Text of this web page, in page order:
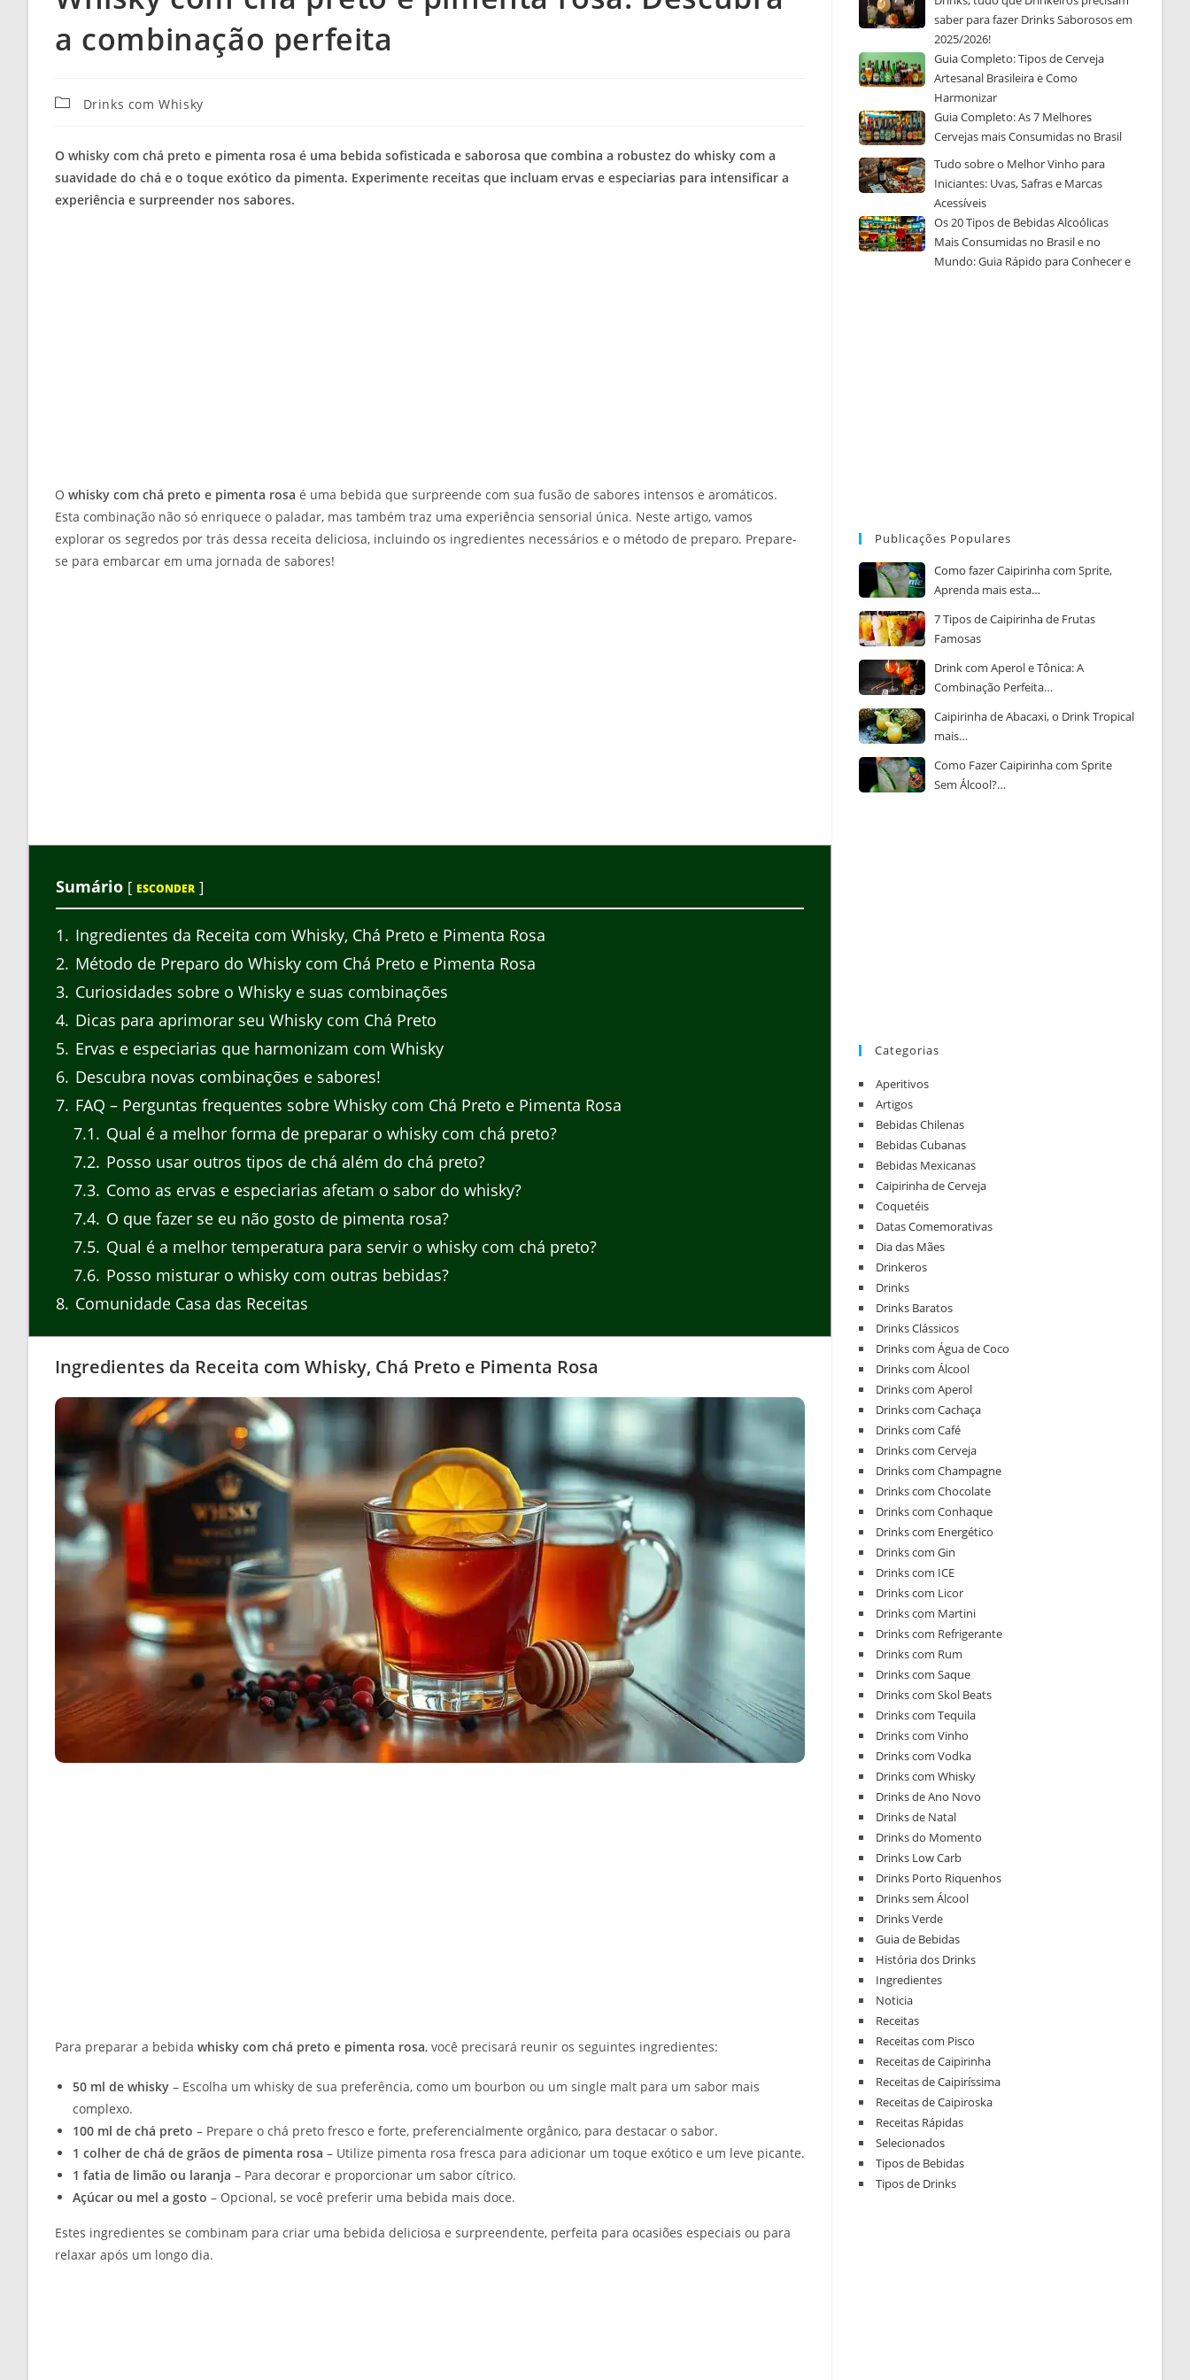
a combinação perfeita
CategoriaDrinks com Whisky
O whisky com chá preto e pimenta rosa é uma bebida sofisticada e saborosa que combina a robustez do whisky com a
suavidade do chá e o toque exótico da pimenta. Experimente receitas que incluam ervas e especiarias para intensificar a
experiência e surpreender nos sabores.
O whisky com chá preto e pimenta rosa é uma bebida que surpreende com sua fusão de sabores intensos e aromáticos.
Esta combinação não só enriquece o paladar, mas também traz uma experiência sensorial única. Neste artigo, vamos
explorar os segredos por trás dessa receita deliciosa, incluindo os ingredientes necessários e o método de preparo. Prepare-
se para embarcar em uma jornada de sabores!
Sumário [ ESCONDER ]
1
Ingredientes da Receita com Whisky, Chá Preto e Pimenta Rosa
2 Método de Preparo do Whisky com Chá Preto e Pimenta Rosa
3 Curiosidades sobre o Whisky e suas combinações
4 Dicas para aprimorar seu Whisky com Chá Preto
5 Ervas e especiarias que harmonizam com Whisky
6 Descubra novas combinações e sabores!
7 FAQ – Perguntas frequentes sobre Whisky com Chá Preto e Pimenta Rosa
7.1
Qual é a melhor forma de preparar o whisky com chá preto?
7.2 Posso usar outros tipos de chá além do chá preto?
7.3 Como as ervas e especiarias afetam o sabor do whisky?
7.4 O que fazer se eu não gosto de pimenta rosa?
7.5 Qual é a melhor temperatura para servir o whisky com chá preto?
7.6 Posso misturar o whisky com outras bebidas?
8 Comunidade Casa das Receitas
Ingredientes da Receita com Whisky, Chá Preto e Pimenta Rosa
Para preparar a bebida whisky com chá preto e pimenta rosa, você precisará reunir os seguintes ingredientes:
50 ml de whisky – Escolha um whisky de sua preferência, como um bourbon ou um single malt para um sabor mais
complexo.
100 ml de chá preto – Prepare o chá preto fresco e forte, preferencialmente orgânico, para destacar o sabor.
1 colher de chá de grãos de pimenta rosa – Utilize pimenta rosa fresca para adicionar um toque exótico e um leve picante.
1 fatia de limão ou laranja – Para decorar e proporcionar um sabor cítrico.
Açúcar ou mel a gosto – Opcional, se você preferir uma bebida mais doce.
Estes ingredientes se combinam para criar uma bebida deliciosa e surpreendente, perfeita para ocasiões especiais ou para
relaxar após um longo dia.
saber para fazer Drinks Saborosos em
2025/2026!
Guia Completo: Tipos de Cerveja
Artesanal Brasileira e Como
Harmonizar
Guia Completo: As 7 Melhores
Cervejas mais Consumidas no Brasil
Tudo sobre o Melhor Vinho para
Iniciantes: Uvas, Safras e Marcas
Acessíveis
Os 20 Tipos de Bebidas Alcoólicas
Mais Consumidas no Brasil e no
Mundo: Guia Rápido para Conhecer e
Publicações Populares
Como fazer Caipirinha com Sprite,
Aprenda mais esta…
7 Tipos de Caipirinha de Frutas
Famosas
Drink com Aperol e Tônica: A
Combinação Perfeita…
Caipirinha de Abacaxi, o Drink Tropical
mais…
Como Fazer Caipirinha com Sprite
Sem Álcool?…
Categorias
Aperitivos
Artigos
Bebidas Chilenas
Bebidas Cubanas
Bebidas Mexicanas
Caipirinha de Cerveja
Coquetéis
Datas Comemorativas
Dia das Mães
Drinkeros
Drinks
Drinks Baratos
Drinks Clássicos
Drinks com Água de Coco
Drinks com Álcool
Drinks com Aperol
Drinks com Cachaça
Drinks com Café
Drinks com Cerveja
Drinks com Champagne
Drinks com Chocolate
Drinks com Conhaque
Drinks com Energético
Drinks com Gin
Drinks com ICE
Drinks com Licor
Drinks com Martini
Drinks com Refrigerante
Drinks com Rum
Drinks com Saque
Drinks com Skol Beats
Drinks com Tequila
Drinks com Vinho
Drinks com Vodka
Drinks com Whisky
Drinks de Ano Novo
Drinks de Natal
Drinks do Momento
Drinks Low Carb
Drinks Porto Riquenhos
Drinks sem Álcool
Drinks Verde
Guia de Bebidas
História dos Drinks
Ingredientes
Noticia
Receitas
Receitas com Pisco
Receitas de Caipirinha
Receitas de Caipiríssima
Receitas de Caipiroska
Receitas Rápidas
Selecionados
Tipos de Bebidas
Tipos de Drinks